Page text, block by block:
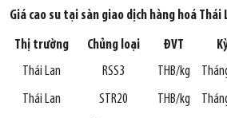
Giá cao su tại sàn giao dịch hàng hoá
Thị trường Chủng loại ĐVT
Thái Lan
RSS3 THB/kg
Thái Lan STR20 THB/kg